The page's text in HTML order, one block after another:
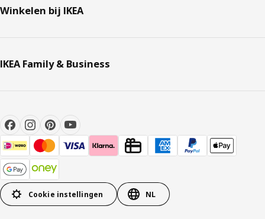
Winkelen bij IKEA
IKEA Family & Business
Cookie instellingen NL